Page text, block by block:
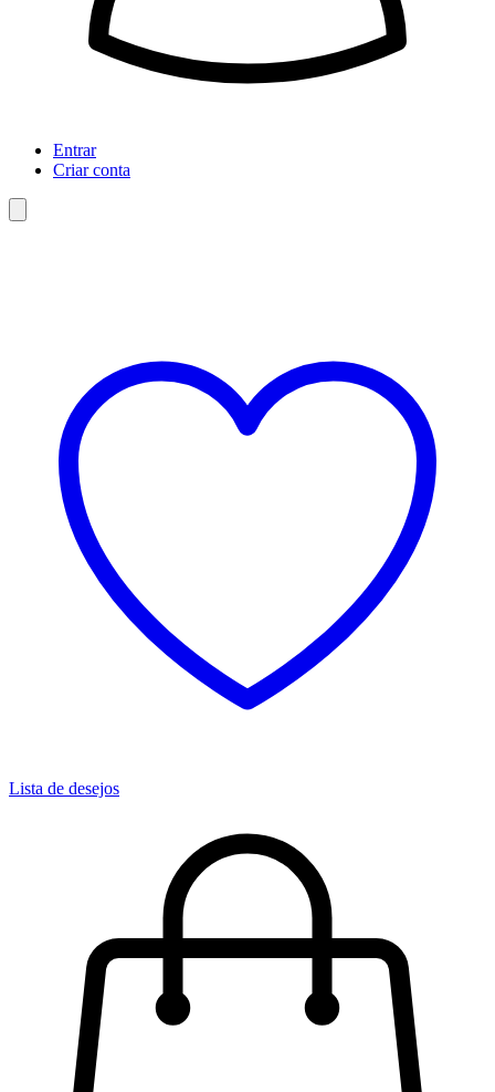
Entrar
Criar conta
Lista de desejos